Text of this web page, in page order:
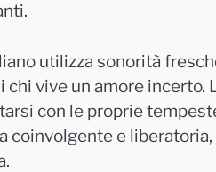
utilizza sonorità
vive un amore incerto.
con le proprie
coinvolgente e